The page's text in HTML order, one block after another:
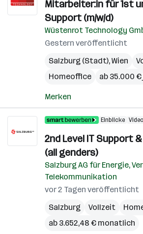
Mitarbeiter:in für 1st
Support (m/w/d)
Wüstenrot Technology
Gestern veröffentlicht
Salzburg (Stadt),Wien
Homeoffice
ab 35.000
Merken
Einblicke
2nd Level IT Support
(all genders)
Salzburg AG für Energie,
Telekommunikation
vor 2 Tagen veröffentlicht
Salzburg
Vollzeit
ab 3.652,48 € monatlich